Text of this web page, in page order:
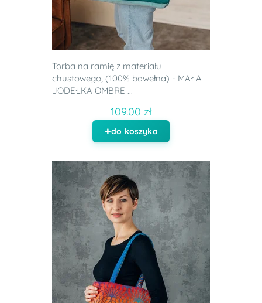
Torba na ramię z materiału
chustowego, (100% bawełna) - MAŁA
JODEŁKA OMBRE ...
109.00 zł
do koszyka